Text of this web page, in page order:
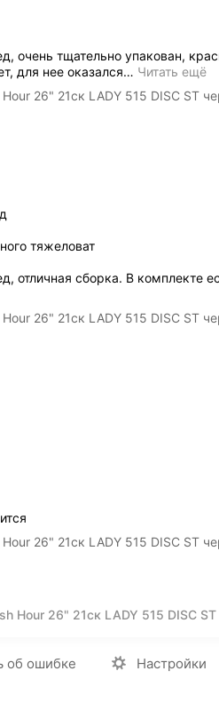
очень тщательно упакован,
для нее оказался… Читать ещё
26" 21ск LADY 515 DISC ST
тяжеловат
отличная сборка. В комплекте
26" 21ск LADY 515 DISC ST
26" 21ск LADY 515 DISC ST
Hour 26" 21ск LADY 515 DISC
об ошибке Настройки